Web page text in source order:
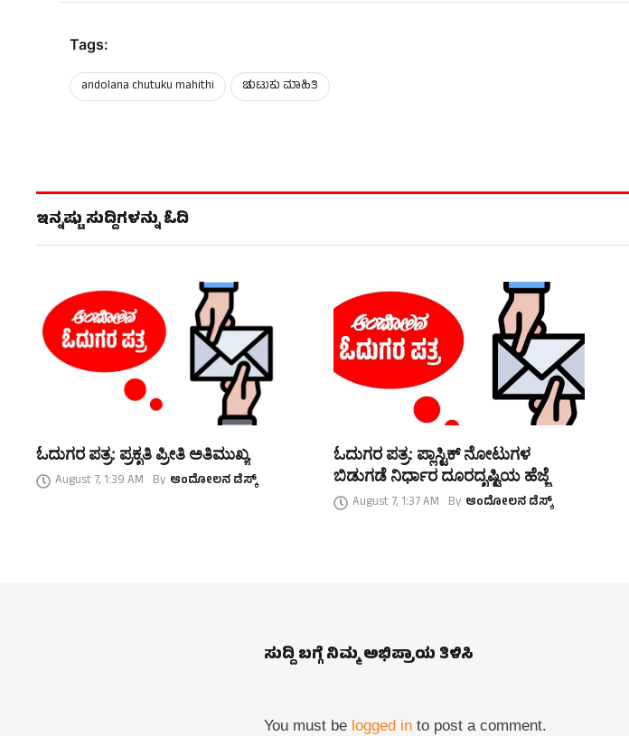
Tags:
andolana chutuku mahithi ಚುಟುಕು ಮಾಹಿತಿ
ಇನ್ನಷ್ಟು ಸುದ್ದಿಗಳನ್ನು ಓದಿ
ಓದುಗರ ಪತ್ರ: ಪ್ರಕೃತಿ ಪ್ರೀತಿ ಅತಿಮುಖ್ಯ
August 7, 1:39 AM By ಆಂದೋಲನ ಡೆಸ್ಕ್
ಓದುಗರ ಪತ್ರ: ಪ್ಲಾಸ್ಟಿಕ್ ನೋಟುಗಳ
ಬಿಡುಗಡೆ ನಿರ್ಧಾರ ದೂರದೃಷ್ಟಿಯ ಹೆಜ್ಜೆ
August 7, 1:37 AM By ಆಂದೋಲನ ಡೆಸ್ಕ್
ಸುದ್ದಿ ಬಗ್ಗೆ ನಿಮ್ಮ ಅಭಿಪ್ರಾಯ ತಿಳಿಸಿ
You must be logged in to post a comment.